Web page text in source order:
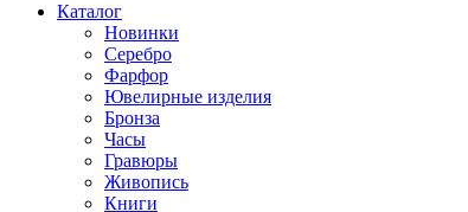
Каталог
Новинки
Серебро
Фарфор
Ювелирные изделия
Бронза
Часы
Гравюры
Живопись
Книги